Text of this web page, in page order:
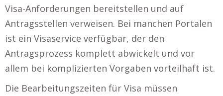
Visa-Anforderungen bereitstellen und auf
Antragsstellen verweisen. Bei manchen Portalen
ist ein Visaservice verfügbar, der den
Antragsprozess komplett abwickelt und vor
allem bei komplizierten Vorgaben vorteilhaft ist.
Die Bearbeitungszeiten für Visa müssen